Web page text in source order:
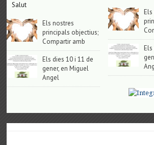
Salut
Els nostres
principals objectius;
Compartir amb
Els dies 10 i 11 de
gener, en Miguel
Angel
Els
Els